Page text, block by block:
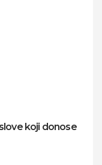
koji donose